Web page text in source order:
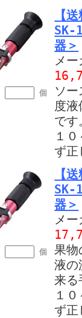
個
【
SK-
器＞
メ
ソ
度
です
１
ず正
個
【
SK-
器＞
メ
果
液の
来る
１
ず正